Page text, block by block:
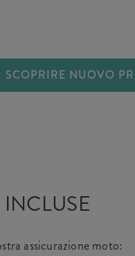
SCOPRIRE NUOVO
assicurazione moto: